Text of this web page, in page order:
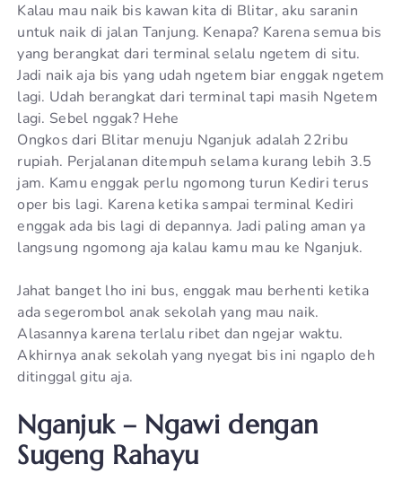
Kalau mau naik bis kawan kita di Blitar, aku saranin
untuk naik di jalan Tanjung. Kenapa? Karena semua bis
yang berangkat dari terminal selalu ngetem di situ.
Jadi naik aja bis yang udah ngetem biar enggak ngetem
lagi. Udah berangkat dari terminal tapi masih Ngetem
lagi. Sebel nggak? Hehe
Ongkos dari Blitar menuju Nganjuk adalah 22ribu
rupiah. Perjalanan ditempuh selama kurang lebih 3.5
jam. Kamu enggak perlu ngomong turun Kediri terus
oper bis lagi. Karena ketika sampai terminal Kediri
enggak ada bis lagi di depannya. Jadi paling aman ya
langsung ngomong aja kalau kamu mau ke Nganjuk.
Jahat banget lho ini bus, enggak mau berhenti ketika
ada segerombol anak sekolah yang mau naik.
Alasannya karena terlalu ribet dan ngejar waktu.
Akhirnya anak sekolah yang nyegat bis ini ngaplo deh
ditinggal gitu aja.
Nganjuk – Ngawi dengan
Sugeng Rahayu